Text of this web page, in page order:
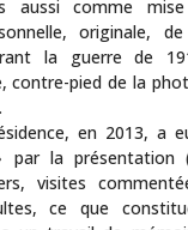
aussi comme
originale,
la guerre de
contre-pied de la
en 2013, a
par la
visites
ce que